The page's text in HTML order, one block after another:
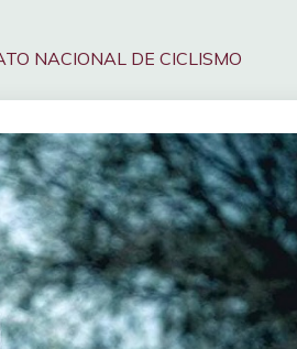
NACIONAL DE CICLISMO